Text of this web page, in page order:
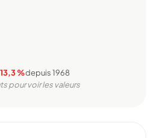
%depuis 1968
pour voir les valeurs